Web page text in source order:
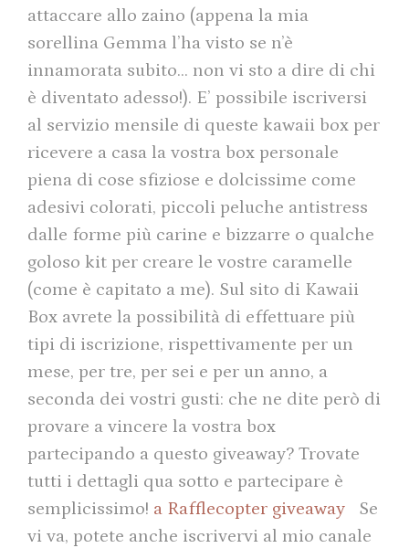
attaccare allo zaino (appena la mia
sorellina Gemma l’ha visto se n’è
innamorata subito… non vi sto a dire di chi
è diventato adesso!). E’ possibile iscriversi
al servizio mensile di queste kawaii box per
ricevere a casa la vostra box personale
piena di cose sfiziose e dolcissime come
adesivi colorati, piccoli peluche antistress
dalle forme più carine e bizzarre o qualche
goloso kit per creare le vostre caramelle
(come è capitato a me). Sul sito di Kawaii
Box avrete la possibilità di effettuare più
tipi di iscrizione, rispettivamente per un
mese, per tre, per sei e per un anno, a
seconda dei vostri gusti: che ne dite però di
provare a vincere la vostra box
partecipando a questo giveaway? Trovate
tutti i dettagli qua sotto e partecipare è
semplicissimo! a Rafflecopter giveaway Se
vi va, potete anche iscrivervi al mio canale